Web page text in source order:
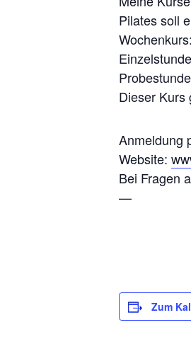
Pilates soll
Dieser Kurs
Anmeldung
Website:
Bei Fragen
—
Zum